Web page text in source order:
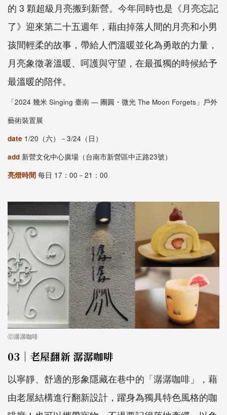
的 3 顆超級月亮搬到新營。今年同時也是《月亮忘記
了》迎來第二十五週年，藉由掉落人間的月亮和小男
孩間輕柔的故事，帶給人們溫暖並化為勇敢的力量，
月亮象徵著溫暖、呵護與守望，在最孤獨的時候給予
最溫暖的陪伴。
「2024 幾米 Singing 臺南 — 團圓・微光 The Moon Forgets」戶外
藝術裝置展
date 1/20（六）－3/24（日）
add 新營文化中心廣場（台南市新營區中正路23號）
亮燈時間 每日 17：00－21：00
ⓒ潺潺咖啡
03｜老屋翻新 潺潺咖啡
以寧靜、舒適的形象隱藏在巷中的「潺潺咖啡」，藉
由老屋結構進行翻新設計，躍身為獨具特色風格的咖